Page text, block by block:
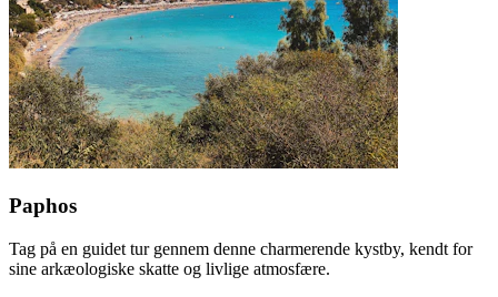
Paphos
Tag på en guidet tur gennem denne charmerende kystby, kendt for
sine arkæologiske skatte og livlige atmosfære.